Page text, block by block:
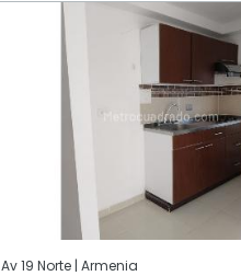
Av 19 Norte | Armenia